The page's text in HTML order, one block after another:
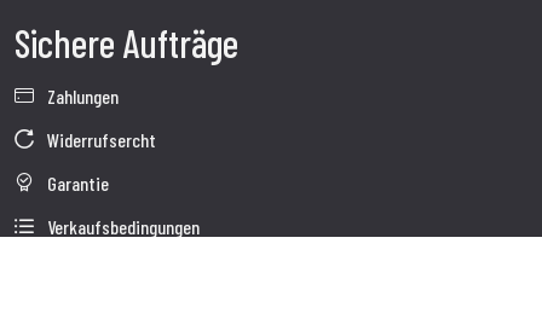
Sichere Aufträge
Zahlungen
Widerrufsercht
Garantie
Verkaufsbedingungen